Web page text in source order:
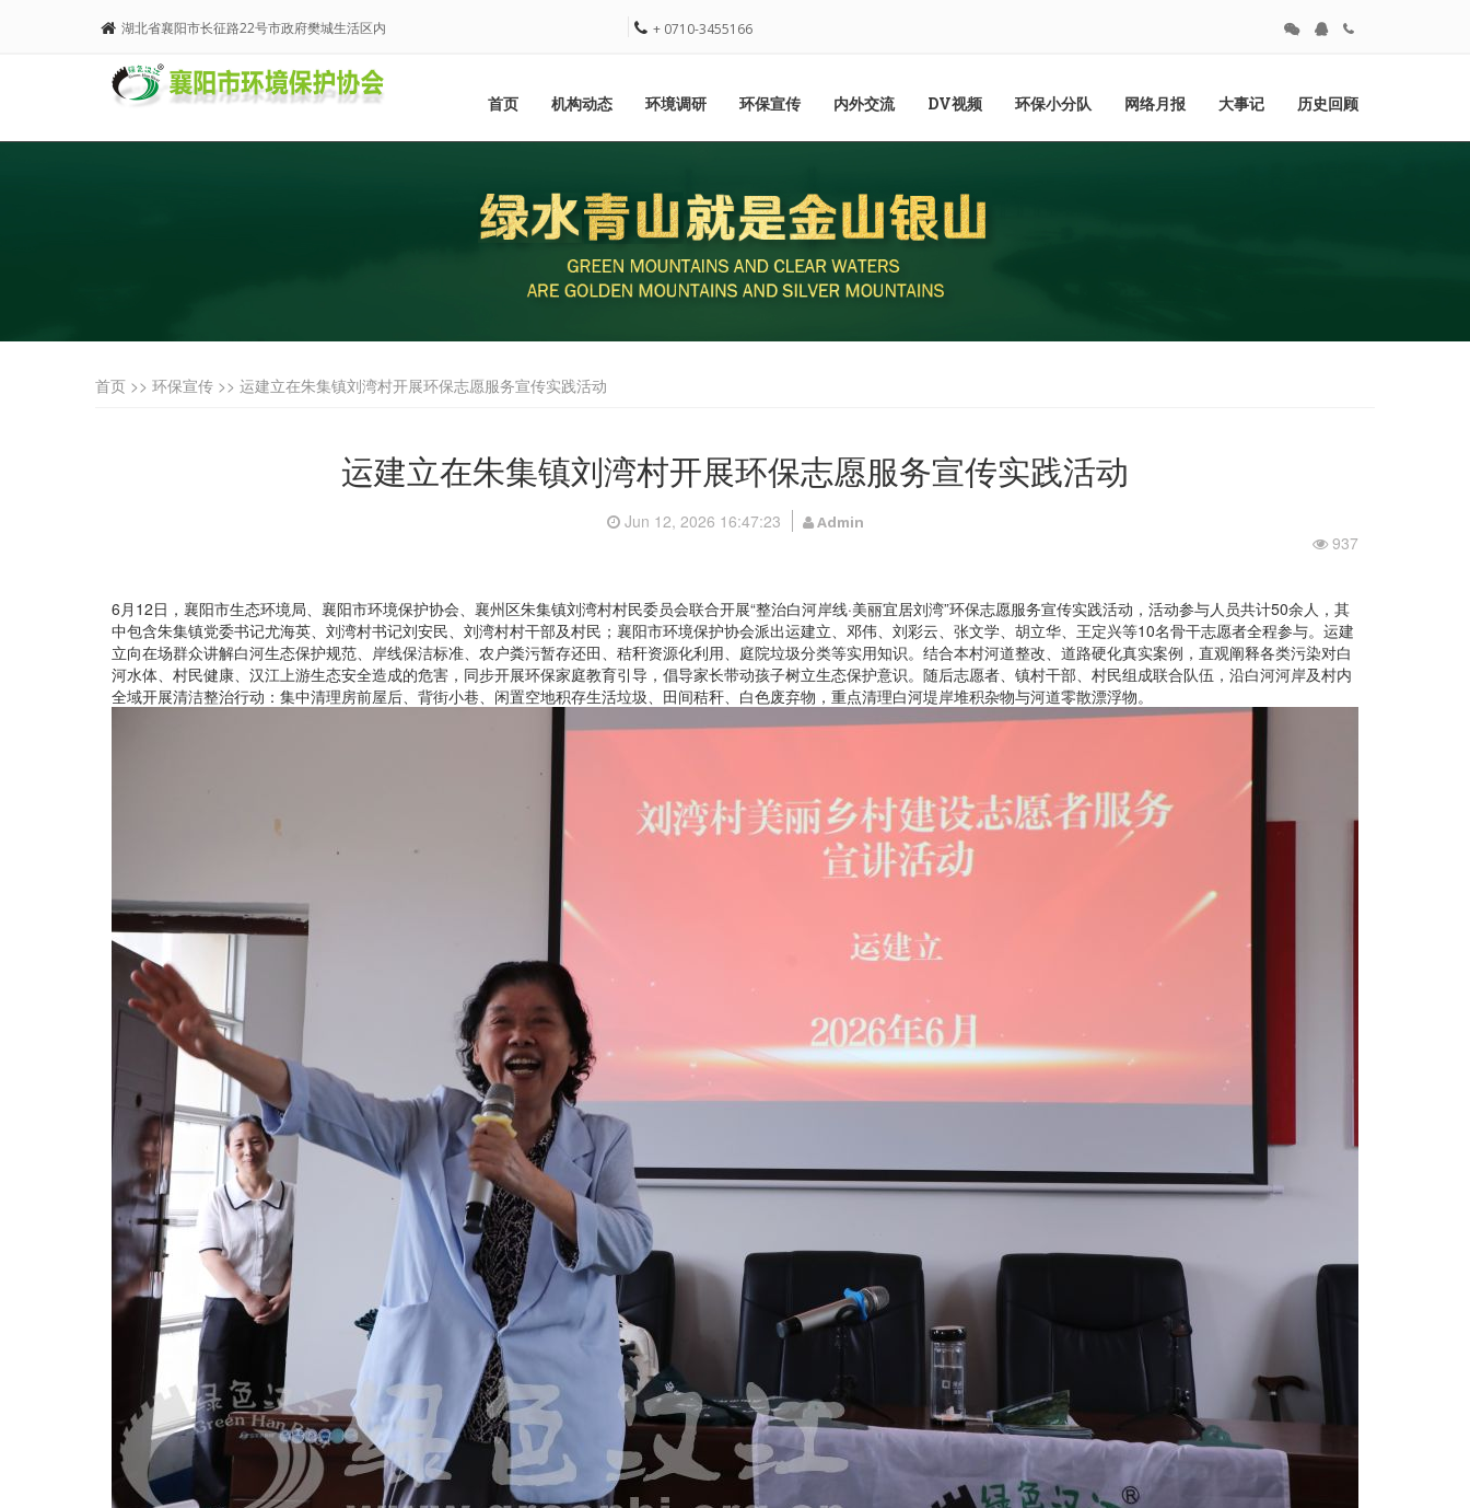
湖北省襄阳市长征路22号市政府樊城生活区内 + 0710-3455166
首页 机构动态 环境调研 环保宣传 内外交流 DV视频 环保小分队 网络月报 大事记 历史回顾
首页 >> 环保宣传 >> 运建立在朱集镇刘湾村开展环保志愿服务宣传实践活动
运建立在朱集镇刘湾村开展环保志愿服务宣传实践活动
Jun 12, 2026 16:47:23 Admin
937
6月 12日，襄阳市生态环境局、襄阳市环境保护协会、襄州区朱集镇刘湾村村民委员会联合开展“整治白河岸线·美丽宜居刘湾”环保志愿服务宣传实践活动，活动参与人员共计50余人，其
中包含朱集镇党委书记尤海英、刘湾村书记刘安民、刘湾村村干部及村民；襄阳市环境保护协会派出运建立、邓伟、刘彩云、张文学、胡立华、王定兴等10名骨干志愿者全程参与。运建
立向在场群众讲解白河生态保护规范、岸线保洁标准、农户粪污暂存还田、秸秆资源化利用、庭院垃圾分类等实用知识。结合本村河道整改、道路硬化真实案例，直观阐释各类污染对白
河水体、村民健康、汉江上游生态安全造成的危害，同步开展环保家庭教育引导，倡导家长带动孩子树立生态保护意识。随后志愿者、镇村干部、村民组成联合队伍，沿白河河岸及村内
全域开展清洁整治行动：集中清理房前屋后、背街小巷、闲置空地积存生活垃圾、田间秸秆、白色废弃物，重点清理白河堤岸堆积杂物与河道零散漂浮物。